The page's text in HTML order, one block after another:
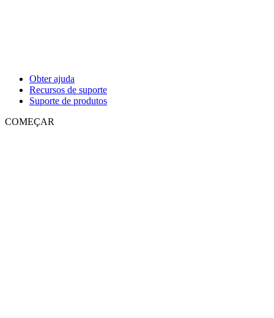
Obter ajuda
Recursos de suporte
Suporte de produtos
COMEÇAR